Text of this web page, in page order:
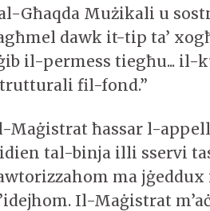
Għaqda Mużikali u
dawk it-tip ta’
il-permess tiegħu... il-
fil-fond.”
Maġistrat ħassar l-
tal-binja illi sservi
ma
Il-Maġistrat